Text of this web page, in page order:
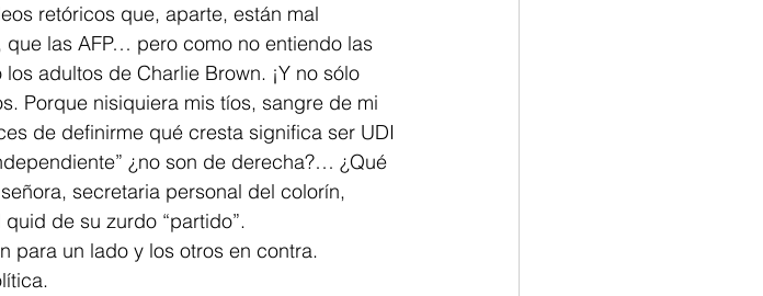
retóricos que, aparte, están mal
las AFP… pero como no entiendo las
adultos de Charlie Brown. ¡Y no sólo
Porque nisiquiera mis tíos, sangre de mi
de definirme qué cresta significa ser UDI
¿no son de derecha?… ¿Qué
secretaria personal del colorín,
de su zurdo “partido”.
para un lado y los otros en contra.